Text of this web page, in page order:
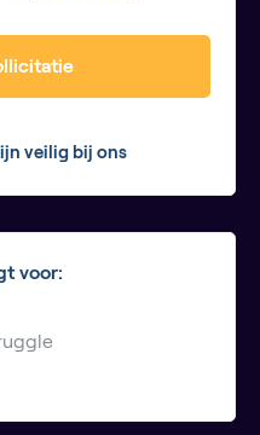
veilig bij ons
voor: